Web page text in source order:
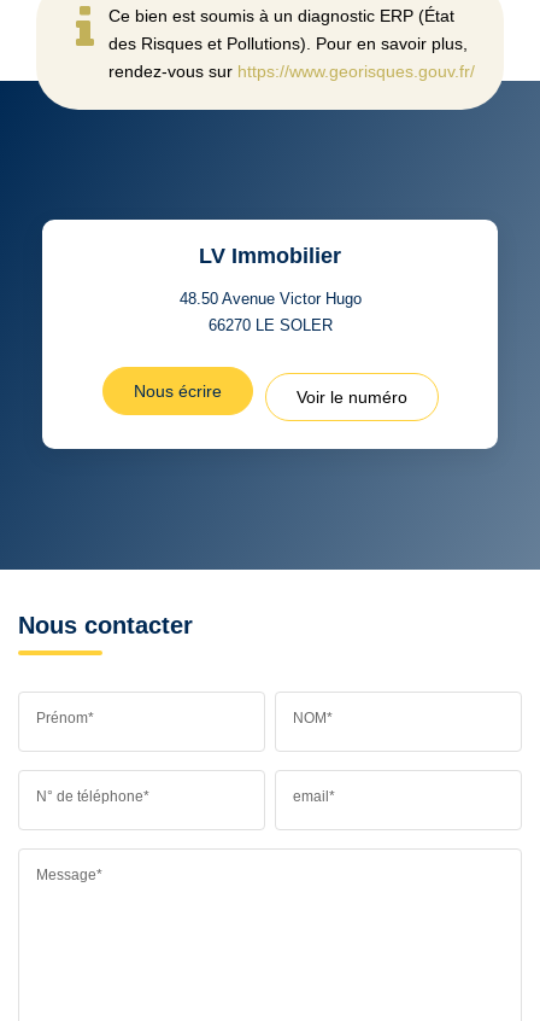
Ce bien est soumis à un diagnostic ERP (État
des Risques et Pollutions). Pour en savoir plus,
rendez-vous sur https://www.georisques.gouv.fr/
LV Immobilier
48.50 Avenue Victor Hugo
66270 LE SOLER
Nous écrire Voir le numéro
Nous contacter
Prénom* NOM*
N° de téléphone* email*
Message*